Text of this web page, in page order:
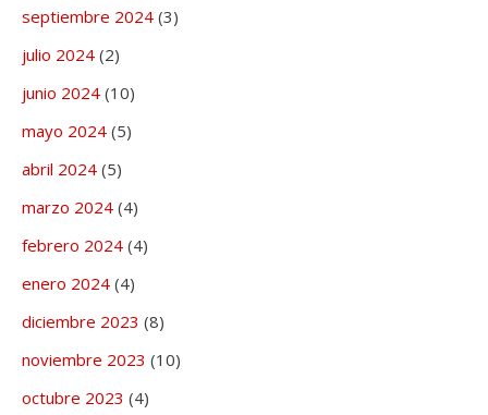
septiembre 2024 (3)
julio 2024 (2)
junio 2024 (10)
mayo 2024 (5)
abril 2024 (5)
marzo 2024 (4)
febrero 2024 (4)
enero 2024 (4)
diciembre 2023 (8)
noviembre 2023 (10)
octubre 2023 (4)